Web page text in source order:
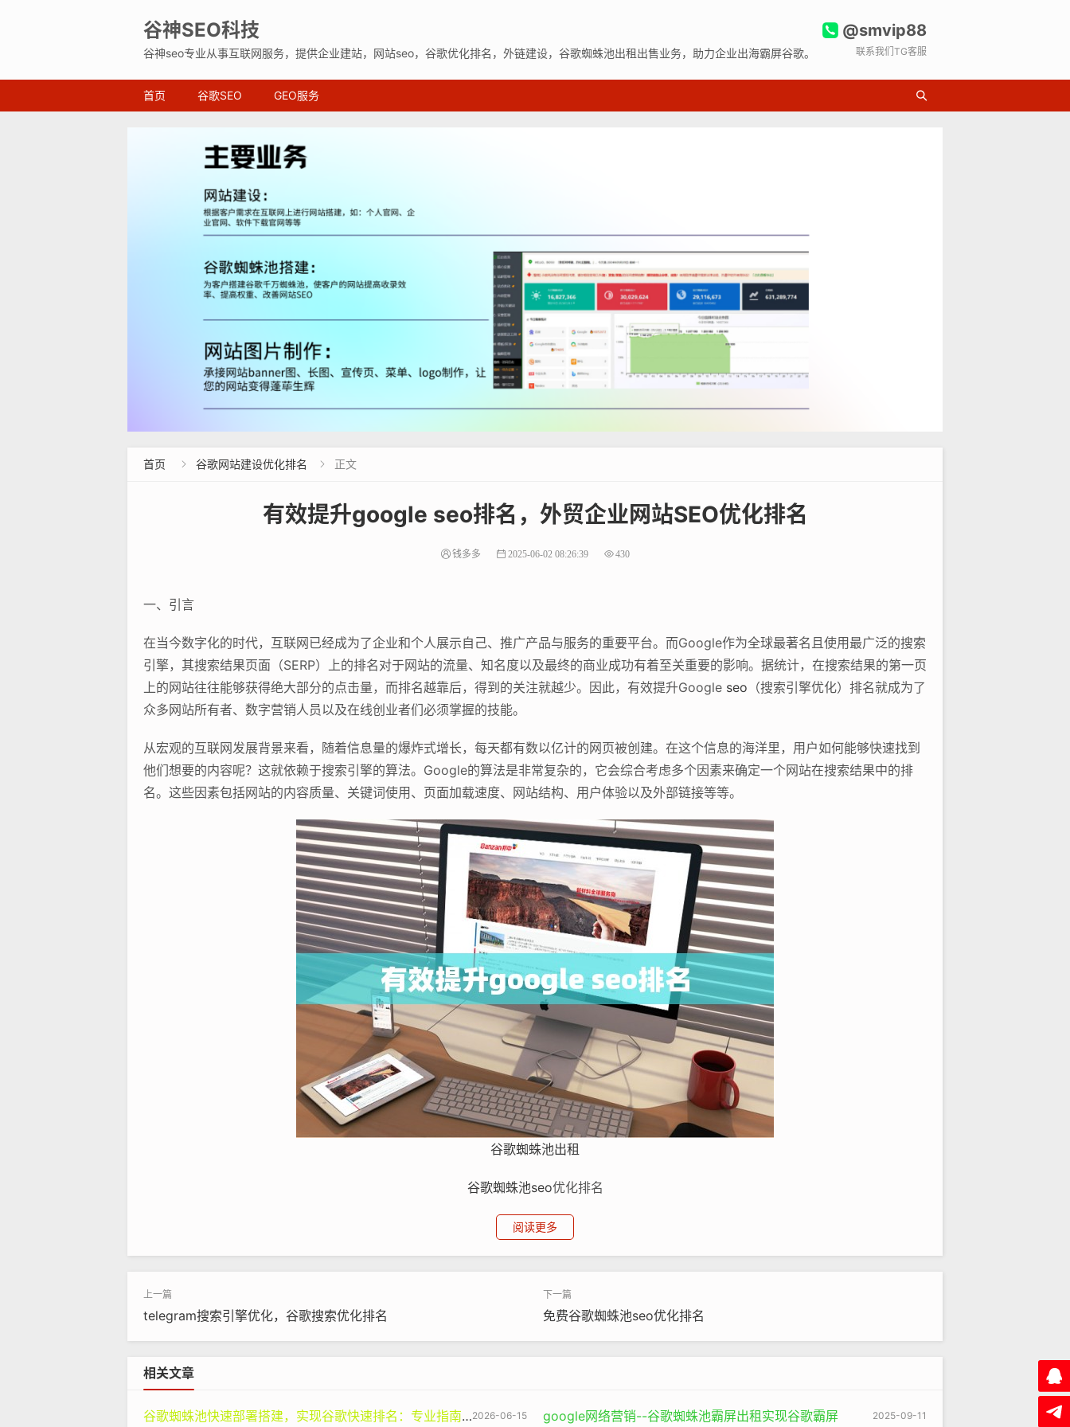
谷神SEO科技
谷神seo专业从事互联网服务，提供企业建站，网站seo，谷歌优化排名，外链建设，谷歌蜘蛛池出租出售业务，助力企业出海霸屏谷歌。
@smvip88
联系我们TG客服
首页 谷歌SEO GEO服务
首页  谷歌网站建设优化排名  正文
有效提升google seo排名，外贸企业网站SEO优化排名
钱多多 2025-06-02 08:26:39 430
一、引言
在当今数字化的时代，互联网已经成为了企业和个人展示自己、推广产品与服务的重要平台。而Google作为全球最著名且使用最广泛的搜索
引擎，其搜索结果页面（SERP）上的排名对于网站的流量、知名度以及最终的商业成功有着至关重要的影响。据统计，在搜索结果的第一页
上的网站往往能够获得绝大部分的点击量，而排名越靠后，得到的关注就越少。因此，有效提升Google seo （搜索引擎优化）排名就成为了
众多网站所有者、数字营销人员以及在线创业者们必须掌握的技能。
从宏观的互联网发展背景来看，随着信息量的爆炸式增长，每天都有数以亿计的网页被创建。在这个信息的海洋里，用户如何能够快速找到
他们想要的内容呢？这就依赖于搜索引擎的算法。Google的算法是非常复杂的，它会综合考虑多个因素来确定一个网站在搜索结果中的排
名。这些因素包括网站的内容质量、关键词使用、页面加载速度、网站结构、用户体验以及外部链接等等。
谷歌蜘蛛池出租
谷歌蜘蛛池seo优化排名
例如，想象一下你是一个正在寻找健康食谱的用户。你在Google中输入“健康食谱”这个关键词，Google的算法就会在其庞大的索引数据库
从而被你点击进入。
1. 高质量的内容内容始终是一个网站的核心。在Google的算法眼中，高质量的内容是判断一个网站价值的重要标准。所谓高质量的内容，并
不仅仅是指文字通顺、没有语法错误，它还包括内容的深度、广度、原创性以及实用性等多个方面。
阅读更多
telegram搜索引擎优化，谷歌搜索优化排名 免费谷歌蜘蛛池seo优化排名
相关文章
2026-06-15
谷歌蜘蛛池快速部署搭建，实现谷歌快速排名：专业指南与谷神SEO的价值 2025-09-11
google网络营销--谷歌蜘蛛池霸屏出租实现谷歌霸屏